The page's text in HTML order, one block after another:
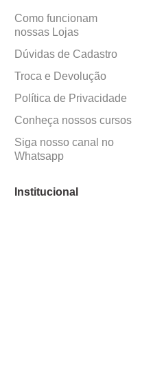
Como funcionam
nossas Lojas
Dúvidas de Cadastro
Troca e Devolução
Política de Privacidade
Conheça nossos cursos
Siga nosso canal no
Whatsapp
Institucional